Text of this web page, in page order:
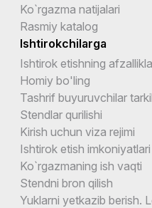
Ko`rgazma natijalari
Rasmiy katalog
Ishtirokchilarga
Ishtirok etishning
Homiy bo'ling
Tashrif buyuruvchilar
Stendlar qurilishi
Kirish uchun viza rejimi
Ishtirok etish imkoniyatlari
Ko`rgazmaning ish vaqti
Stendni bron qilish
Yuklarni yetkazib berish.